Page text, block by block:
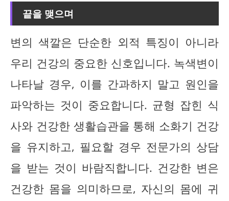
끝을 맺으며
변의 색깔은 단순한 외적 특징이 아니라
우리 건강의 중요한 신호입니다. 녹색변이
나타날 경우, 이를 간과하지 말고 원인을
파악하는 것이 중요합니다. 균형 잡힌 식
사와 건강한 생활습관을 통해 소화기 건강
을 유지하고, 필요할 경우 전문가의 상담
을 받는 것이 바람직합니다. 건강한 변은
건강한 몸을 의미하므로, 자신의 몸에 귀